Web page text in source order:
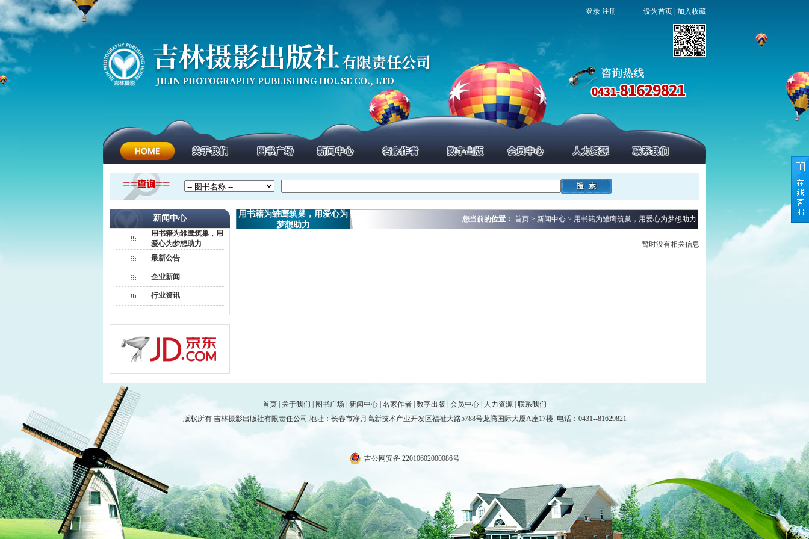
登录 注册 设为首页 加入收藏
新闻中心
用书籍为雏鹰筑巢，用
爱心为梦想助力
最新公告
企业新闻
行业资讯
用书籍为雏鹰筑巢，用爱心为
梦想助力
您当前的位置： 首页 > 新闻中心 > 用书籍为雏鹰筑巢，用爱心为梦想助力
暂时没有相关信息
首页 关于我们 图书广场 新闻中心 名家作者 数字出版 会员中心 人力资源 联系我们
版权所有 吉林摄影出版社有限责任公司 地址：长春市净月高新技术产业开发区福祉大路5788号龙腾国际大厦A座17楼 电话：0431--81629821
吉公网安备 22010602000086号